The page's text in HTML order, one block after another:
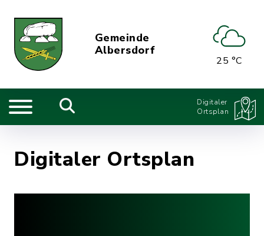
Gemeinde
Albersdorf
25 °C
Digitaler
Ortsplan
Digitaler Ortsplan